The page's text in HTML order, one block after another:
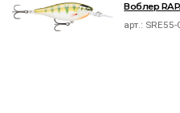
Воблер
арт.: SRE55-